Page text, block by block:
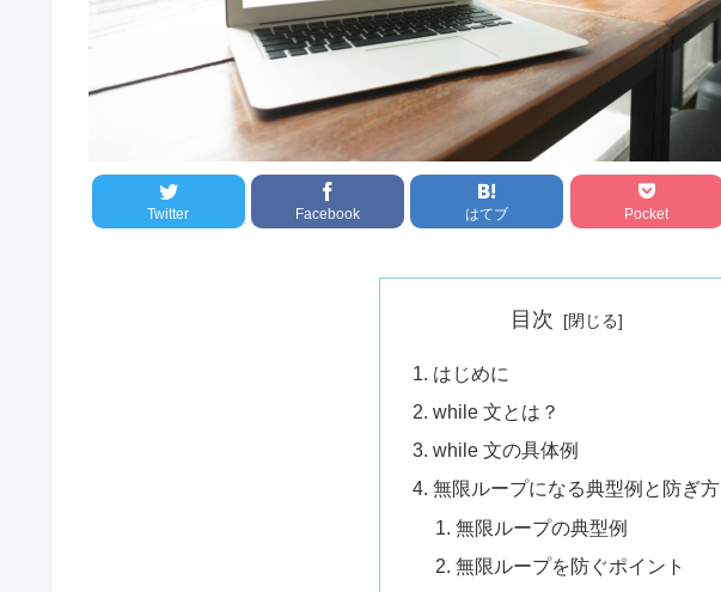
Twitter Facebook はてブ Pocket
目次
はじめに
while 文とは？
while 文の具体例
無限ループになる典型例と防ぎ方
無限ループの典型例
無限ループを防ぐポイント